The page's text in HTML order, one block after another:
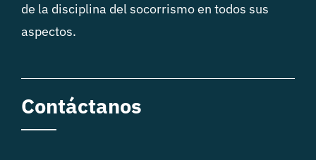
de la disciplina del socorrismo en todos sus
aspectos.
Contáctanos